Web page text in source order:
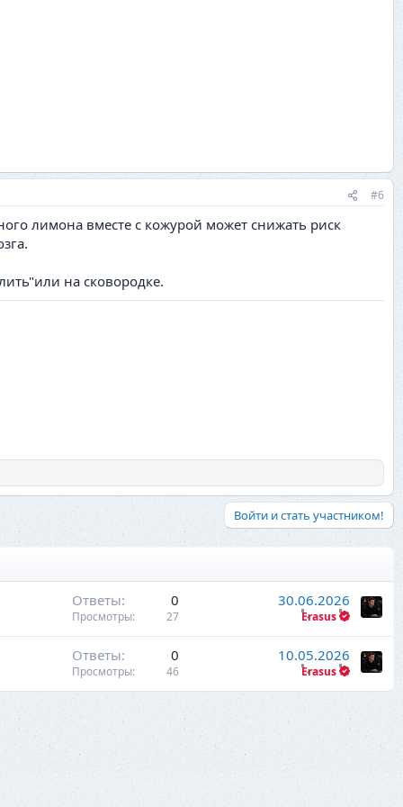
#6
лимона вместе с кожурой может снижать риск
на сковородке.
Войти и стать участником!
Ответы 0
Просмотры 27
30.06.2026
Erasus
Ответы 0
Просмотры 46
10.05.2026
Erasus